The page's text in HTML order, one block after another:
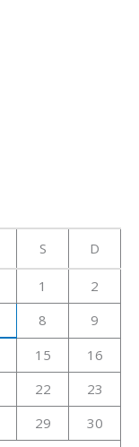
S D
1
2
8
9
15
16
22
23
29
30